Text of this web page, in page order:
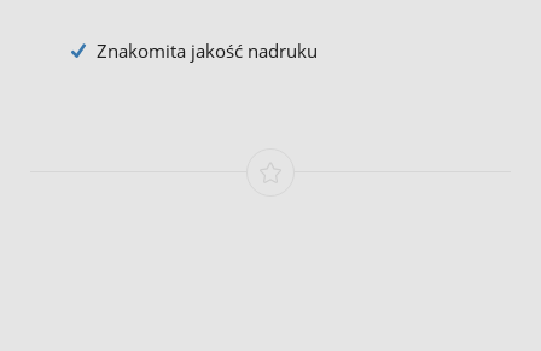
Znakomita jakość nadruku